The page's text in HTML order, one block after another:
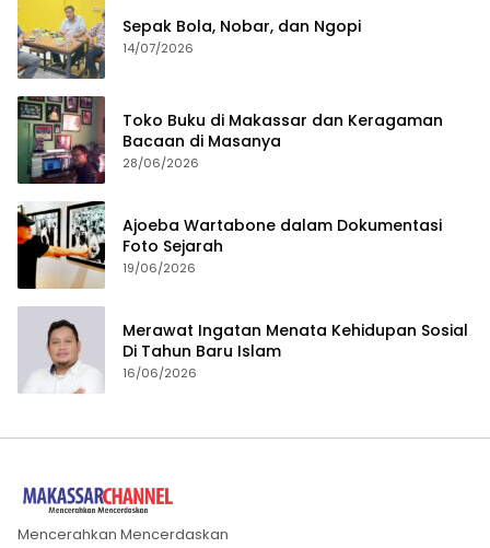
Sepak Bola, Nobar, dan Ngopi
14/07/2026
Toko Buku di Makassar dan Keragaman
Bacaan di Masanya
28/06/2026
Ajoeba Wartabone dalam Dokumentasi
Foto Sejarah
19/06/2026
Merawat Ingatan Menata Kehidupan Sosial
Di Tahun Baru Islam
16/06/2026
Mencerahkan Mencerdaskan